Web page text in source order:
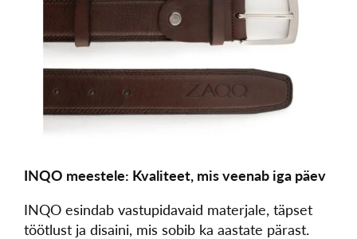
INQO meestele: Kvaliteet, mis veenab iga päev
INQO esindab vastupidavaid materjale, täpset
töötlust ja disaini, mis sobib ka aastate pärast.